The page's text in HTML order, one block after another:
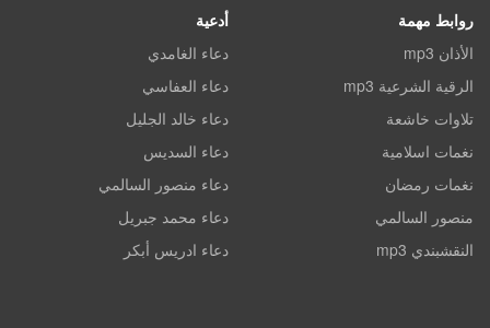
روابط مهمة
الأذان mp3
الرقية الشرعية mp3
تلاوات خاشعة
نغمات اسلامية
نغمات رمضان
منصور السالمي
النقشبندي mp3
أدعية
دعاء الغامدي
دعاء العفاسي
دعاء خالد الجليل
دعاء السديس
دعاء منصور السالمي
دعاء محمد جبريل
دعاء ادريس أبكر